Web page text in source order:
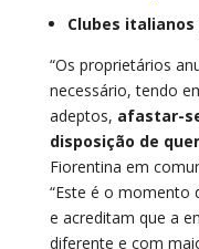
Clubes
“Os proprietários
necessário, tendo
adeptos, afastar-
disposição de
Fiorentina em
“Este é o momento
e acreditam que a
diferente e com